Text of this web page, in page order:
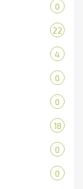
0
22
4
0
0
18
0
0